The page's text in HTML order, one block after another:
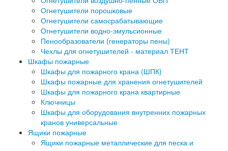
Огнетушители порошковые
Огнетушители самосрабатывающие
Огнетушители водно-эмульсионные
Пенообразователи (генераторы пены)
Чехлы для огнетушителей - материал ТЕНТ
Шкафы пожарные
Шкафы для пожарного крана (ШПК)
Шкафы пожарные для хранения огнетушителей
Шкафы для пожарного крана квартирные
Ключницы
Шкафы для оборудования внутренних пожарных
кранов универсальные
Ящики пожарные
Ящики пожарные металлические для песка и